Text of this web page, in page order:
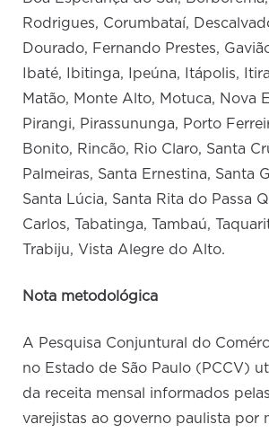
Rodrigues, Corumbataí,
Dourado, Fernando Prestes,
Ibaté, Ibitinga, Ipeúna, Itápolis,
Matão, Monte Alto, Motuca, Nova
Pirangi, Pirassununga, Porto
Bonito, Rincão, Rio Claro, Santa
Palmeiras, Santa Ernestina, Santa
Santa Lúcia, Santa Rita do Passa
Carlos, Tabatinga, Tambaú,
Trabiju, Vista Alegre do Alto.
Nota metodológica
A Pesquisa Conjuntural do
no Estado de São Paulo (PCCV)
da receita mensal informados
varejistas ao governo paulista por